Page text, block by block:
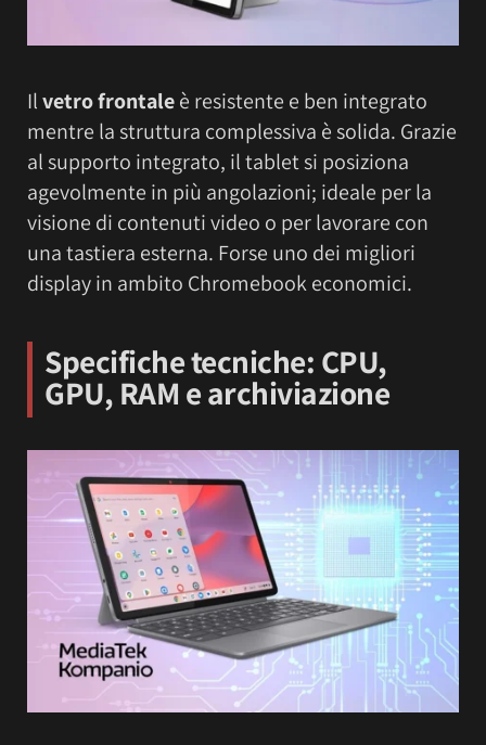
Ilvetro frontaleè resistente e ben integrato
mentre la struttura complessiva è solida. Grazie
al supporto integrato, il tablet si posiziona
agevolmente in più angolazioni; ideale per la
visione di contenuti video o per lavorare con
una tastiera esterna. Forse uno dei migliori
display in ambito Chromebook economici.
Specifiche tecniche: CPU,
GPU, RAM e archiviazione